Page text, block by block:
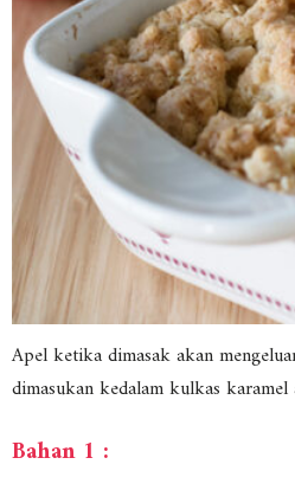
Apel ketika dimasak akan
dimasukan kedalam kulkas
Bahan 1 :